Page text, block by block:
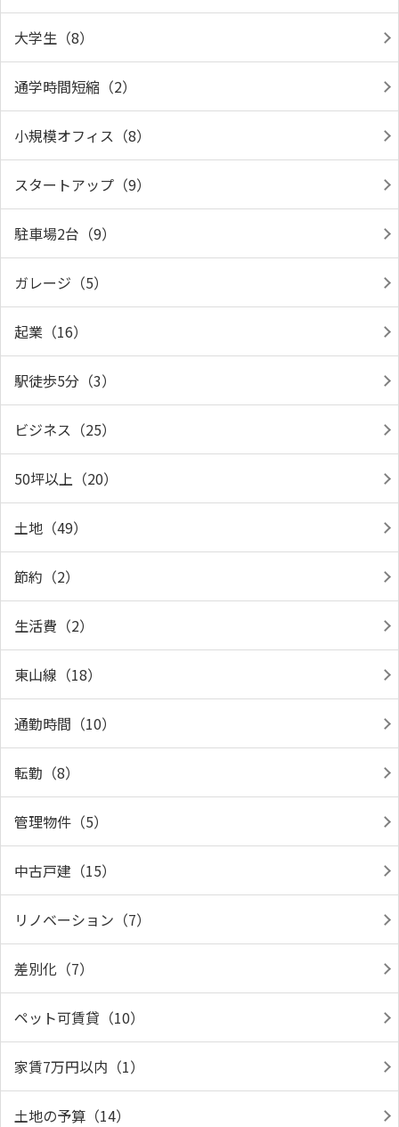
大学生（8）
通学時間短縮（2）
小規模オフィス（8）
スタートアップ（9）
駐車場2台（9）
ガレージ（5）
起業（16）
駅徒歩5分（3）
ビジネス（25）
50坪以上（20）
土地（49）
節約（2）
生活費（2）
東山線（18）
通勤時間（10）
転勤（8）
管理物件（5）
中古戸建（15）
リノベーション（7）
差別化（7）
ペット可賃貸（10）
家賃7万円以内（1）
土地の予算（14）